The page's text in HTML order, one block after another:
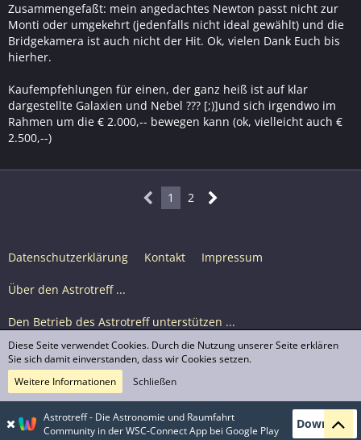
Zusammengefaßt: mein angedachtes Newton passt nicht zur
Monti oder umgekehrt (jedenfalls nicht ideal gewählt) und die
Bridgekamera ist auch nicht der Hit. Ok, vielen Dank Euch bis
hierher.
Kaufempfehlungen für einen, der ganz heiß ist auf klar
dargestellte Galaxien und Nebel ??? [;)]und sich irgendwo im
Rahmen um die € 2.000,-- bewegen kann (ok, vielleicht auch €
2.500,--)
1 2
Datenschutzerklärung Kontakt Impressum
Über den Astrotreff ...
Den Betrieb des Astrotreff unterstützen ...
Nutzungsbedingungen
© Astrotreff 2001-2026, lizenziert unter CC BY-SA,
sofern für einzelne Inhalte nicht anders angegeben
Astrotreff - Die Astronomie und Raumfahrt
Community in der WSC-Connect App bei Google Play
Download
Diese Seite verwendet Cookies. Durch die Nutzung unserer Seite erklären
Sie sich damit einverstanden, dass wir Cookies setzen.
Weitere Informationen
Schließen